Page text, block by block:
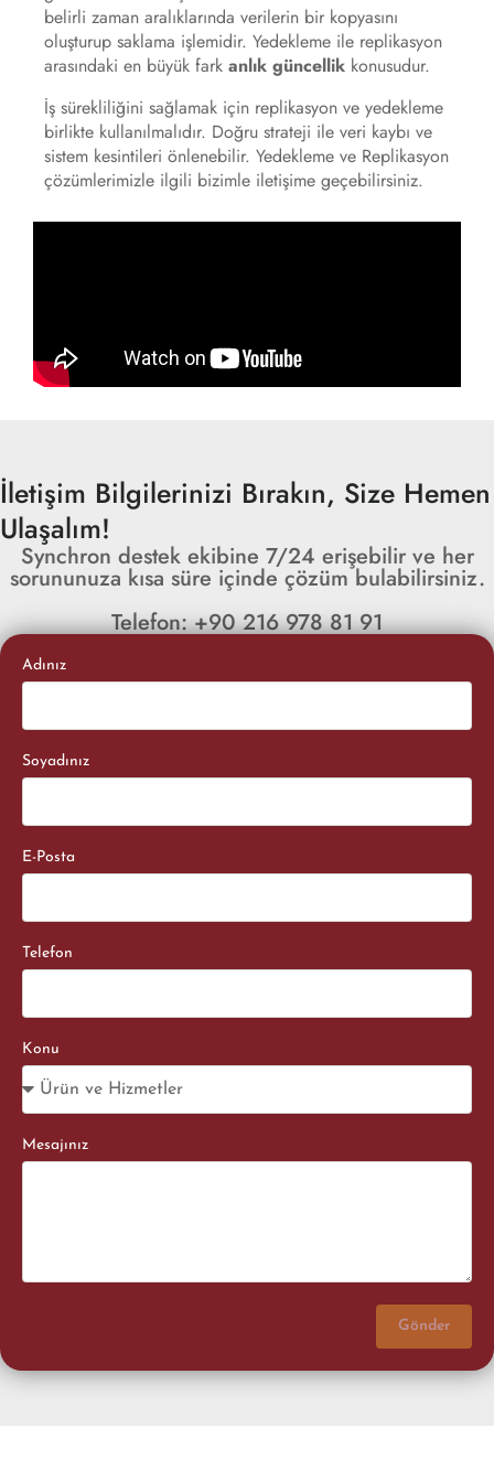
belirli zaman aralıklarında verilerin bir kopyasını
oluşturup saklama işlemidir. Yedekleme ile replikasyon
arasındaki en büyük fark anlık güncellik konusudur.
İş sürekliliğini sağlamak için replikasyon ve yedekleme
birlikte kullanılmalıdır. Doğru strateji ile veri kaybı ve
sistem kesintileri önlenebilir. Yedekleme ve Replikasyon
çözümlerimizle ilgili bizimle iletişime geçebilirsiniz.
İletişim Bilgilerinizi Bırakın, Size Hemen
Ulaşalım!
Synchron destek ekibine 7/24 erişebilir ve her
sorununuza kısa süre içinde çözüm bulabilirsiniz.
Telefon: +90 216 978 81 91
Adınız
Soyadınız
E-Posta
Telefon
Konu
Mesajınız
Gönder